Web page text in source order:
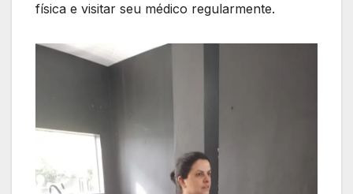
física e visitar seu médico regularmente.